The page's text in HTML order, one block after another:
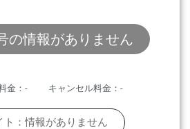
の情報がありません
金：- キャンセル料金：-
ト：情報がありません